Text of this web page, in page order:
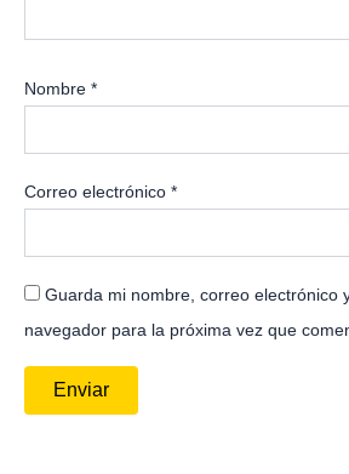
Nombre *
Correo electrónico *
Guarda mi nombre, correo electrónico
navegador para la próxima vez que